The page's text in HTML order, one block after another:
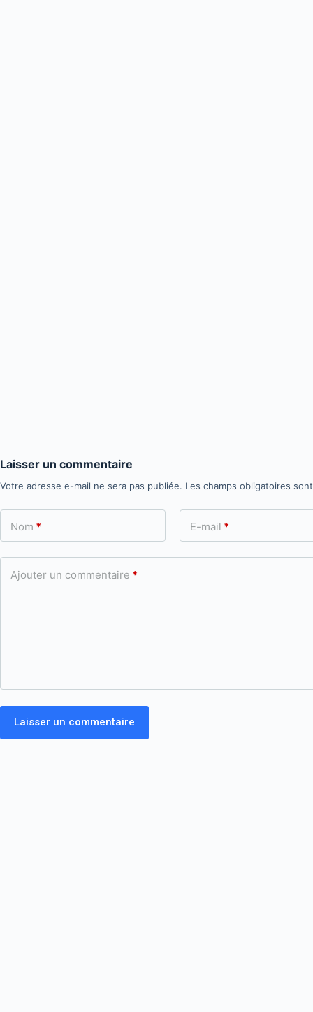
Laisser un commentaire
Votre adresse e-mail ne sera pas publiée. Les champs obligatoires
Nom * E-mail *
Ajouter un commentaire *
Laisser un commentaire